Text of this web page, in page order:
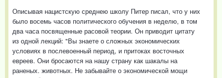
Описывая нацистскую среднею школу Питер писал, что у них
было восемь часов политического обучения в неделю, в том
два часа посвященные расовой теории. Он приводит цитату
из одной лекций: "Вы знаете о сложных экономических
условиях в послевоенный период, и притоках восточных
евреев. Они бросаются на нашу страну как шакалы на
раненых. животных. Не забывайте о экономической мощи